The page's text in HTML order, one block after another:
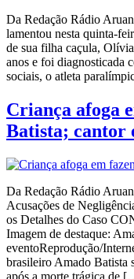
Da Redação Rádio
lamentou nesta quinta-
de sua filha caçula,
anos e foi diagnosticada
sociais, o atleta
Criança afoga
Batista; cantor
Da Redação Rádio
Acusações de
os Detalhes do Caso
Imagem de destaque:
eventoReprodução/
brasileiro Amado Batista